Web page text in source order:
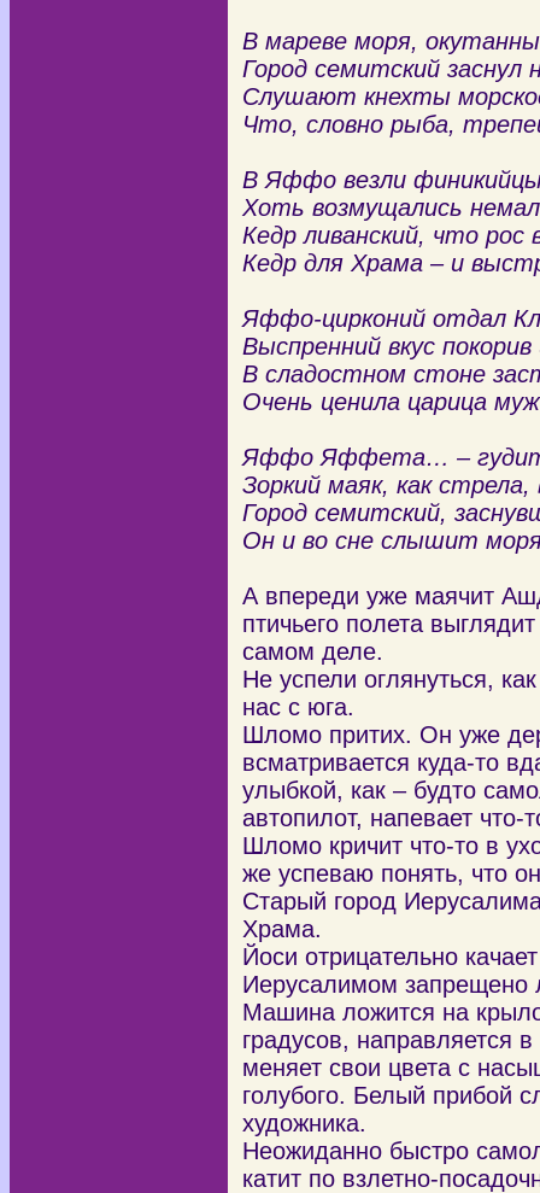
В мареве моря,
Город семитский заснул
Слушают кнехты
Что, словно рыба,
В Яффо везли
Хоть возмущались
Кедр ливанский, что рос
Кедр для Храма – и
Яффо-цирконий отдал
Выспренний вкус
В сладостном стоне
Очень ценила царица
Яффо Яффета… – гудит
Зоркий маяк, как
Город семитский,
Он и во сне слышит
А впереди уже маячит
птичьего полета
самом деле.
Не успели оглянуться,
нас с юга.
Шломо притих. Он уже
всматривается куда-то
улыбкой, как – будто
автопилот, напевает что-
Шломо кричит что-то в
же успеваю понять, что
Старый город
Храма.
Йоси отрицательно
Иерусалимом запрещено
Машина ложится на
градусов, направляется
меняет свои цвета с
голубого. Белый прибой
художника.
Неожиданно быстро
катит по взлетно-